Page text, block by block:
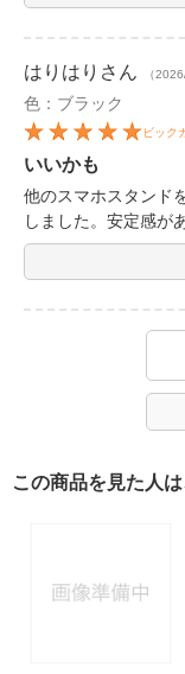
はりはり さん （
色：ブラック
ビック
いいかも
他のスマホスタンド
しました。安定感が
この商品を見た人